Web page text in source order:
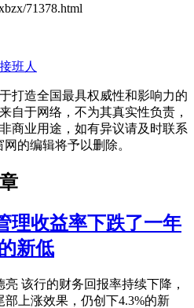
71378.html
班人
打造全国最具权威性和影响力的
自于网络，不为其真实性负责，
商业用途，如有异议请及时联系
网的编辑将予以删除。
理收益率下跌了一年
新低
该行的财务回报率持续下降，
上涨效果，仍创下4.3%的新